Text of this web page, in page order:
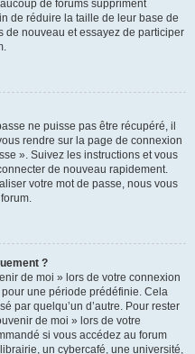
de forums suppriment
de réduire la taille de leur base de
de nouveau et essayez de participer
ne puisse pas être récupéré, il
rendre sur la page de connexion
». Suivez les instructions et vous
de nouveau rapidement.
votre mot de passe, nous vous
?
de moi » lors de votre connexion
une période prédéfinie. Cela
par quelqu’un d’autre. Pour rester
de moi » lors de votre
si vous accédez au forum
un cybercafé, une université,